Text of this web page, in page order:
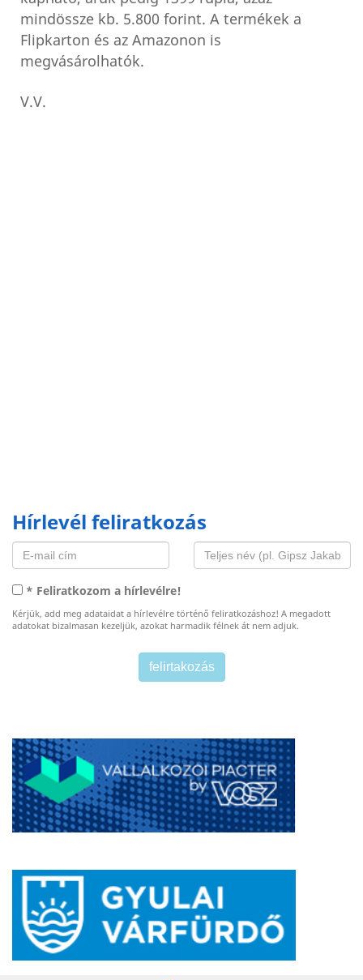
mindössze kb. 5.800 forint. A termékek a
Flipkarton és az Amazonon is
megvásárolhatók.
V.V.
Hírlevél feliratkozás
* Feliratkozom a hírlevélre!
Kérjük, add meg adataidat a hírlevélre történő feliratkozáshoz! A megadott
adatokat bizalmasan kezeljük, azokat harmadik félnek át nem adjuk.